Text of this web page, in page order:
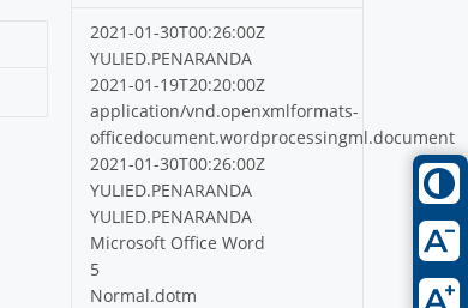
2021-01-30T00:26:00Z
YULIED.PENARANDA
2021-01-19T20:20:00Z
application/vnd.openxmlformats-
officedocument.wordprocessingml.document
2021-01-30T00:26:00Z
YULIED.PENARANDA
YULIED.PENARANDA
Microsoft Office Word
5
Normal.dotm